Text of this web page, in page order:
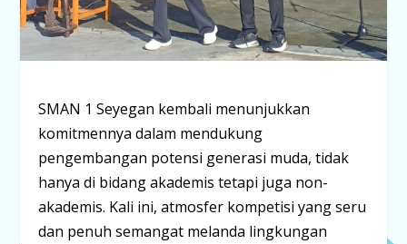
SMAN 1 Seyegan kembali menunjukkan
komitmennya dalam mendukung
pengembangan potensi generasi muda, tidak
hanya di bidang akademis tetapi juga non-
akademis. Kali ini, atmosfer kompetisi yang seru
dan penuh semangat melanda lingkungan